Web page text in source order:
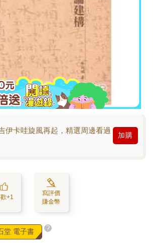
伊卡哇旋風再起，精選周邊看過
加購
+1
寫評價
賺金幣
堂 電子書 ?